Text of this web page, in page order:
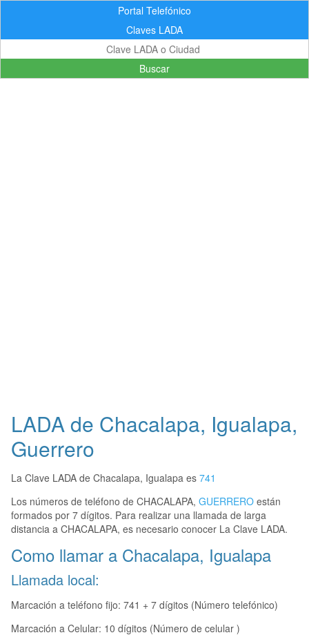
Portal Telefónico
Claves LADA
Buscar
LADA de Chacalapa, Igualapa,
Guerrero
La Clave LADA de Chacalapa, Igualapa es 741
Los números de teléfono de CHACALAPA, GUERRERO están
formados por 7 dígitos. Para realizar una llamada de larga
distancia a CHACALAPA, es necesario conocer La Clave LADA.
Como llamar a Chacalapa, Igualapa
Llamada local:
Marcación a teléfono fijo: 741 + 7 dígitos (Número telefónico)
Marcación a Celular: 10 dígitos (Número de celular )